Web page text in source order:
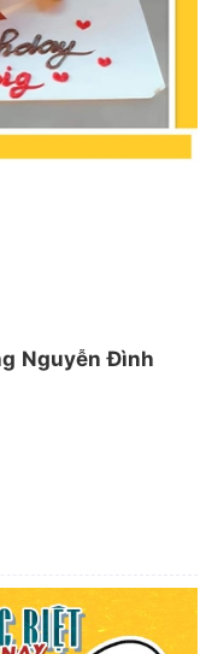
Nguyễn Đình